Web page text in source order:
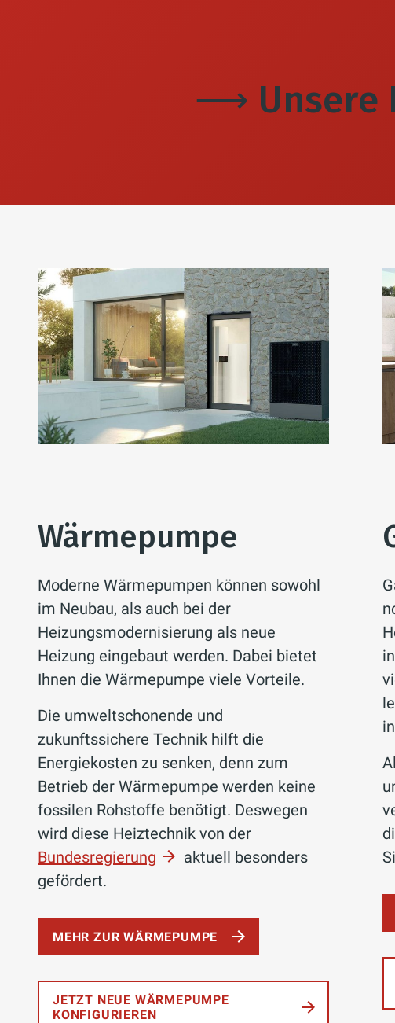
⟶ Unsere
Wärmepumpe
Moderne Wärmepumpen können sowohl
im Neubau, als auch bei der
Heizungsmodernisierung als neue
Heizung eingebaut werden. Dabei bietet
Ihnen die Wärmepumpe viele Vorteile.
Die umweltschonende und
zukunftssichere Technik hilft die
Energiekosten zu senken, denn zum
Betrieb der Wärmepumpe werden keine
fossilen Rohstoffe benötigt. Deswegen
wird diese Heiztechnik von der
Bundesregierung
aktuell besonders
gefördert.
MEHR ZUR WÄRMEPUMPE
JETZT NEUE WÄRMEPUMPE
KONFIGURIEREN